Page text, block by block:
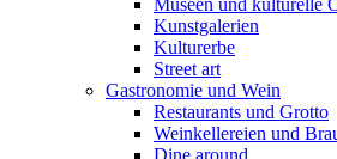
Museen und kulturelle
Kunstgalerien
Kulturerbe
Street art
Gastronomie und Wein
Restaurants und Grotto
Weinkellereien und
Dine around